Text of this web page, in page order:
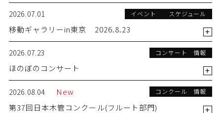
2026.07.01 イベント スケジュール
移動ギャラリーin東京 2026.8.23
2026.07.23 コンサート 情報
ほのぼのコンサート
2026.08.04 New コンクール 情報
第37回日本木管コンクール(フルート部門)